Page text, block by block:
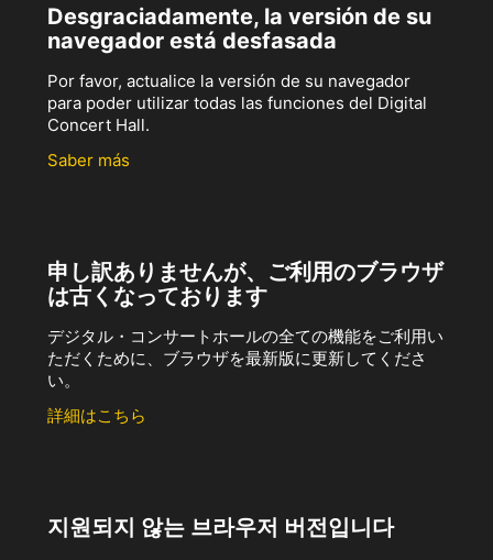
Desgraciadamente, la versión de su
navegador está desfasada
Por favor, actualice la versión de su navegador
para poder utilizar todas las funciones del Digital
Concert Hall.
Saber más
申し訳ありませんが、ご利用のブラウザ
は古くなっております
デジタル・コンサートホールの全ての機能をご利用い
ただくために、ブラウザを最新版に更新してくださ
い。
詳細はこちら
지원되지 않는 브라우저 버전입니다